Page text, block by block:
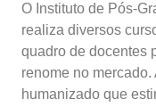
O Instituto de Pós-
realiza diversos
quadro de docentes
renome no
humanizado que